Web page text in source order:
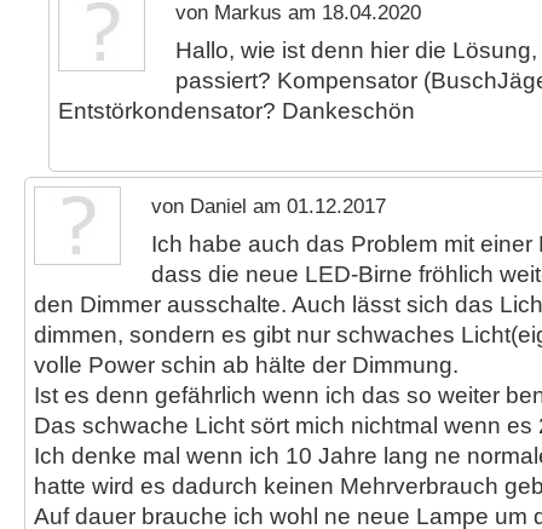
von Markus am 18.04.2020
Hallo, wie ist denn hier die
passiert? Kompensator
Entstörkondensator? Dankeschön
von Daniel am 01.12.2017
Ich habe auch das Problem mit einer
dass die neue LED-Birne fröhlich
den Dimmer ausschalte. Auch lässt sich das
dimmen, sondern es gibt nur schwaches
volle Power schin ab hälte der Dimmung.
Ist es denn gefährlich wenn ich das so weiter
Das schwache Licht sört mich nichtmal wenn es
Ich denke mal wenn ich 10 Jahre lang ne
hatte wird es dadurch keinen Mehrverbrauch
Auf dauer brauche ich wohl ne neue Lampe um